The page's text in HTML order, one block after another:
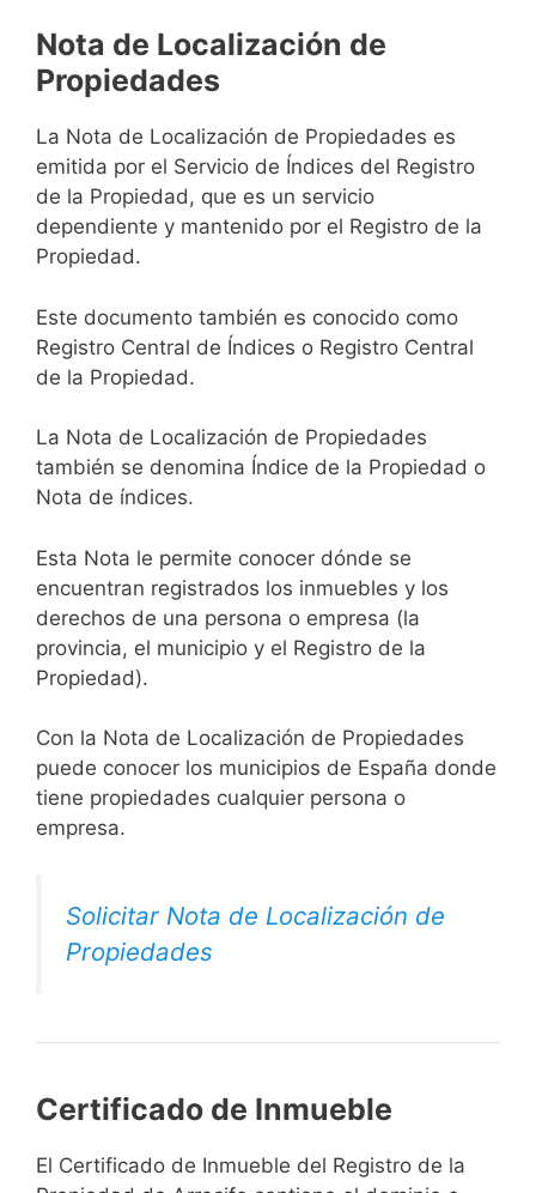
Nota de Localización de
Propiedades
La Nota de Localización de Propiedades es
emitida por el Servicio de Índices del Registro
de la Propiedad, que es un servicio
dependiente y mantenido por el Registro de la
Propiedad.
Este documento también es conocido como
Registro Central de Índices o Registro Central
de la Propiedad.
La Nota de Localización de Propiedades
también se denomina Índice de la Propiedad o
Nota de índices.
Esta Nota le permite conocer dónde se
encuentran registrados los inmuebles y los
derechos de una persona o empresa (la
provincia, el municipio y el Registro de la
Propiedad).
Con la Nota de Localización de Propiedades
puede conocer los municipios de España donde
tiene propiedades cualquier persona o
empresa.
Solicitar Nota de Localización de
Propiedades
Certificado de Inmueble
El Certificado de Inmueble del Registro de la